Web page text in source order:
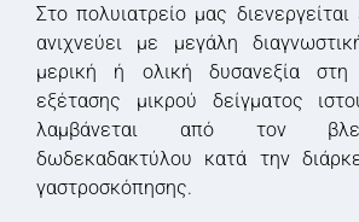
Στο πολυιατρείο μας
ανιχνεύει με μεγάλη
μερική ή ολική δυσανεξία
εξέτασης μικρού δείγματος
λαμβάνεται από τον
δωδεκαδακτύλου κατά την
γαστροσκόπησης.